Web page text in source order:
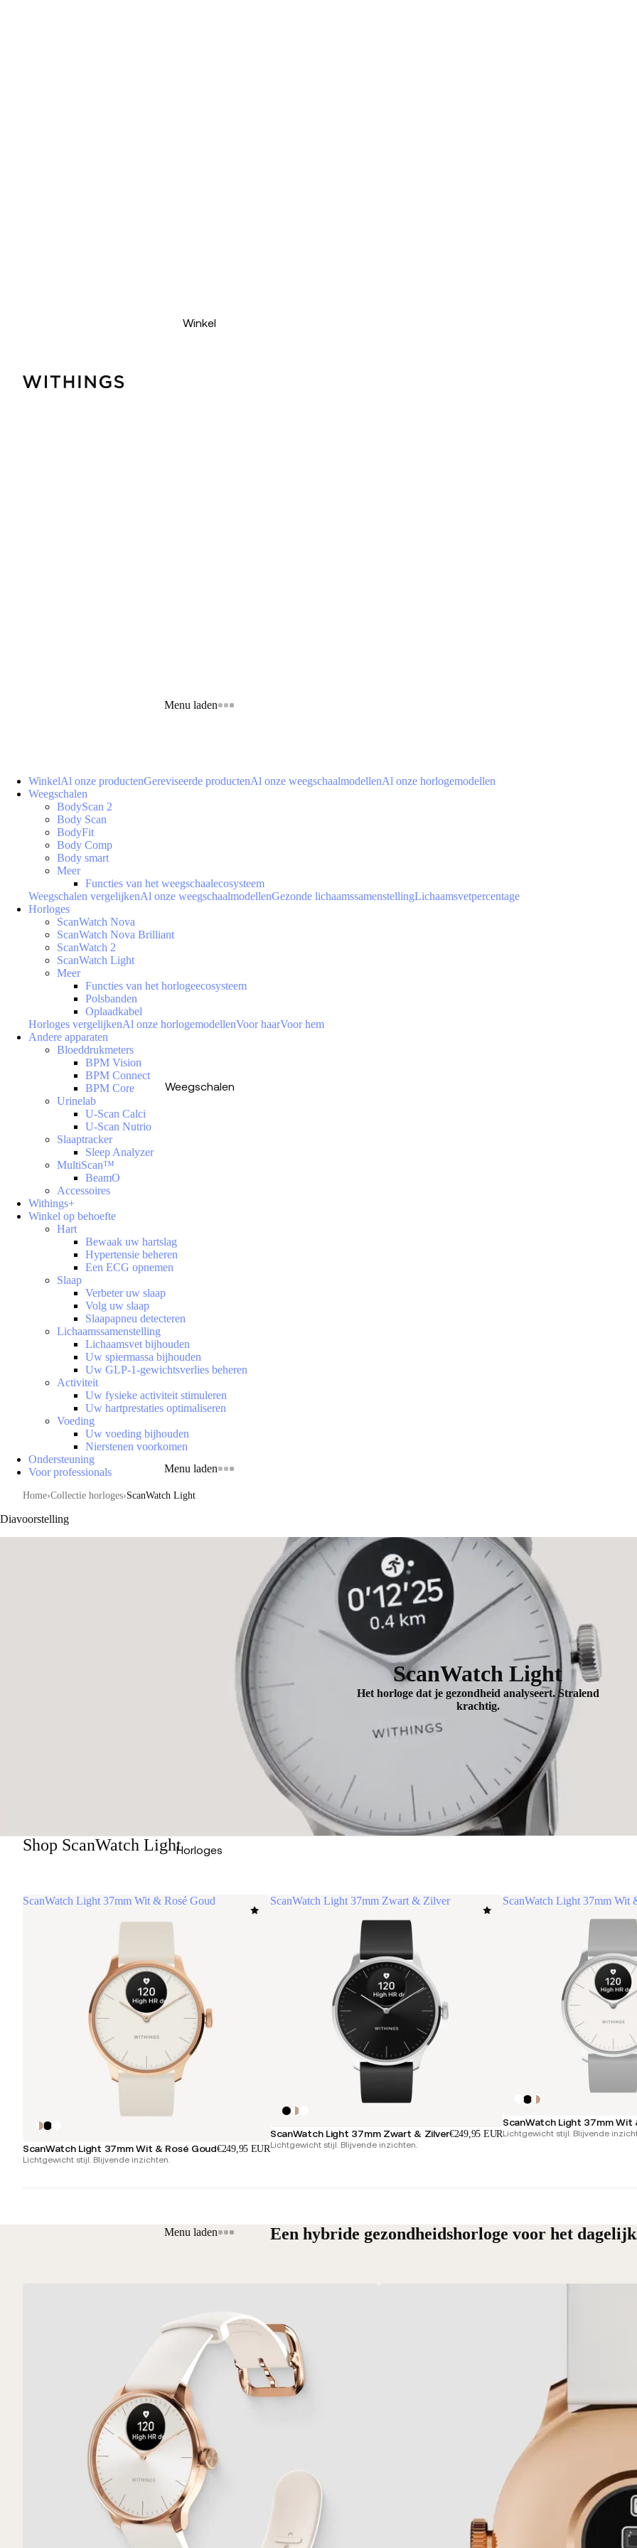
Winkel
Menu laden
Weegschalen
Menu laden
Horloges
Menu laden
WinkelAl onze productenGereviseerde productenAl onze weegschaalmodellenAl onze horlogemodellen
Weegschalen
BodyScan 2
Body Scan
BodyFit
Body Comp
Body smart
Meer
Functies van het weegschaalecosysteem
Weegschalen vergelijkenAl onze weegschaalmodellenGezonde lichaamssamenstellingLichaamsvetpercentage
Horloges
ScanWatch Nova
ScanWatch Nova Brilliant
ScanWatch 2
ScanWatch Light
Meer
Functies van het horlogeecosysteem
Polsbanden
Oplaadkabel
Horloges vergelijkenAl onze horlogemodellenVoor haarVoor hem
Andere apparaten
Bloeddrukmeters
BPM Vision
BPM Connect
BPM Core
Urinelab
U-Scan Calci
U-Scan Nutrio
Slaaptracker
Sleep Analyzer
MultiScan™
BeamO
Accessoires
Withings+
Winkel op behoefte
Hart
Bewaak uw hartslag
Hypertensie beheren
Een ECG opnemen
Slaap
Verbeter uw slaap
Volg uw slaap
Slaapapneu detecteren
Lichaamssamenstelling
Lichaamsvet bijhouden
Uw spiermassa bijhouden
Uw GLP-1-gewichtsverlies beheren
Activiteit
Uw fysieke activiteit stimuleren
Uw hartprestaties optimaliseren
Voeding
Uw voeding bijhouden
Nierstenen voorkomen
Ondersteuning
Voor professionals
Home Collectie horloges ScanWatch Light
Diavoorstelling
ScanWatch Light
Het horloge dat je gezondheid analyseert. Stralend
krachtig.
Shop ScanWatch Light
ScanWatch Light 37mm Wit & Rosé Goud
ScanWatch Light 37mm Wit & Rosé Goud€249,95 EUR
Lichtgewicht stijl. Blijvende inzichten.
ScanWatch Light 37mm Zwart & Zilver
ScanWatch Light 37mm Zwart & Zilver€249,95 EUR
Lichtgewicht stijl. Blijvende inzichten.
ScanWatch Light 37mm Wit
ScanWatch Light 37mm Wit
Lichtgewicht stijl. Blijvende
Een hybride gezondheidshorloge voor het